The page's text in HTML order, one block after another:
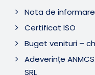
Nota de
Certificat ISO
Buget venituri –
Adeverințe
SRL